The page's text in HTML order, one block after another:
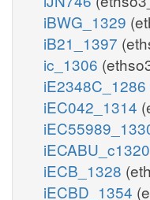
iBWG_1329
iB21_1397
ic_1306
iE2348C_1286
iEC042_1314
iECABU_c1320
iECB_1328
iECBD_1354